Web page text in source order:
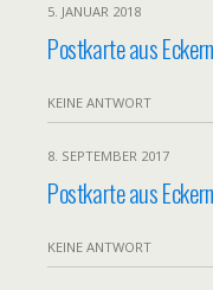
5. JANUAR 2018
Postkarte aus
KEINE ANTWORT
8. SEPTEMBER 2017
Postkarte aus
KEINE ANTWORT